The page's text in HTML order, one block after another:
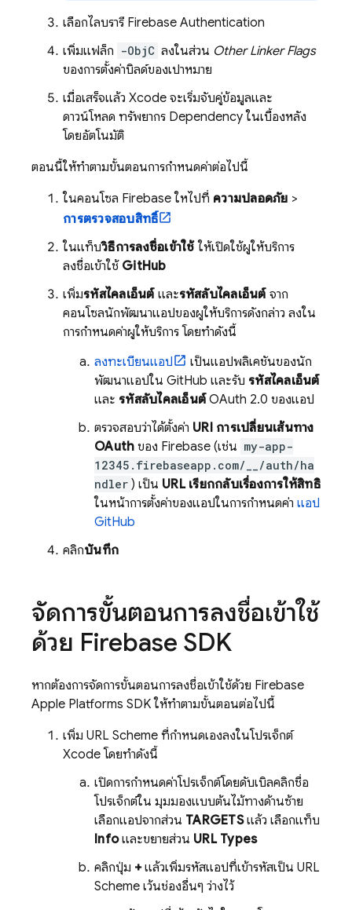
เลือกไลบรารี Firebase Authentication
เพิ่มแฟล็ก -ObjC ลงในส่วน Other Linker Flags
ของการตั้งค่าบิลด์ของเป้าหมาย
เมื่อเสร็จแล้ว Xcode จะเริ่มจับคู่ข้อมูลและ
ดาวน์โหลด ทรัพยากร Dependency ในเบื้องหลัง
โดยอัตโนมัติ
ตอนนี้ให้ทำตามขั้นตอนการกำหนดค่าต่อไปนี้
ในคอนโซล Firebase ให้ไปที่ ความปลอดภัย >
การตรวจสอบสิทธิ์
ในแท็บวิธีการลงชื่อเข้าใช้ ให้เปิดใช้ผู้ให้บริการ
ลงชื่อเข้าใช้ GitHub
เพิ่มรหัสไคลเอ็นต์และรหัสลับไคลเอ็นต์จาก
คอนโซลนักพัฒนาแอปของผู้ให้บริการดังกล่าว ลงใน
การกำหนดค่าผู้ให้บริการ โดยทำดังนี้
ลงทะเบียนแอป
เป็นแอปพลิเคชันของนัก
พัฒนาแอปใน GitHub และรับ รหัสไคลเอ็นต์
และ รหัสลับไคลเอ็นต์OAuth 2.0 ของแอป
ตรวจสอบว่าได้ตั้งค่า URI การเปลี่ยนเส้นทาง
OAuth ของ Firebase (เช่น my-app-
12345.firebaseapp.com/__/auth/ha
ndler ) เป็น URL เรียกกลับเรื่องการให้สิทธิ์
ในหน้าการตั้งค่าของแอปในการกำหนดค่า แอป
GitHub
คลิกบันทึก
จัดการขั้นตอนการลงชื่อเข้าใช้
ด้วย Firebase SDK
หากต้องการจัดการขั้นตอนการลงชื่อเข้าใช้ด้วย Firebase
Apple Platforms SDK ให้ทำตามขั้นตอนต่อไปนี้
เพิ่ม URL Scheme ที่กำหนดเองลงในโปรเจ็กต์
Xcode โดยทำดังนี้
เปิดการกำหนดค่าโปรเจ็กต์โดยดับเบิลคลิกชื่อ
โปรเจ็กต์ใน มุมมองแบบต้นไม้ทางด้านซ้าย
เลือกแอปจากส่วน TARGETSแล้ว เลือกแท็บ
Infoและขยายส่วน URL Types
คลิกปุ่ม +แล้วเพิ่มรหัสแอปที่เข้ารหัสเป็น URL
Scheme เว้นช่องอื่นๆ ว่างไว้